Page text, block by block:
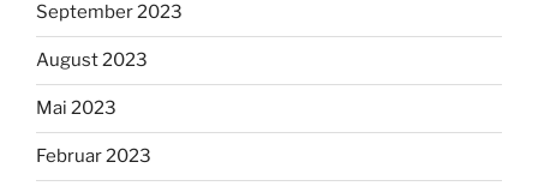
September 2023
August 2023
Mai 2023
Februar 2023